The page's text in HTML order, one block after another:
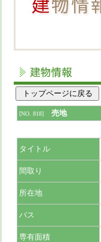
[NO. 818] 売地
タイトル
間取り
所在地
バス
専有面積